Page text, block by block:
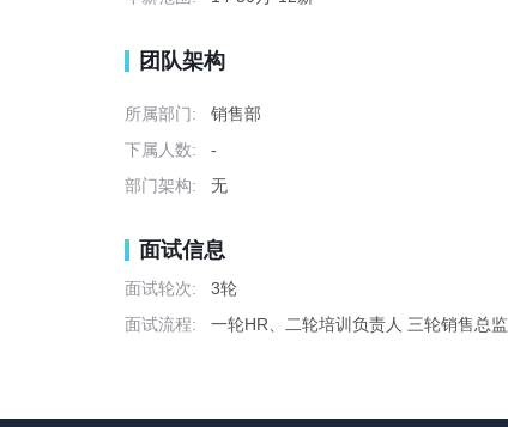
团队架构
所属部门:
销售部
下属人数:
-
部门架构:
无
面试信息
面试轮次:
3轮
面试流程:
一轮HR、二轮培训负责人 三轮销售总监